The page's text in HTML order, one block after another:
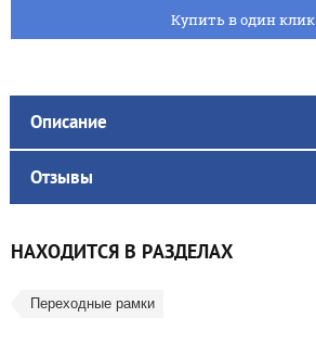
Купить в один клик
Описание
Отзывы
НАХОДИТСЯ В РАЗДЕЛАХ
Переходные рамки